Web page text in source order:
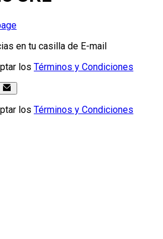
en tu casilla de E-mail
los Términos y Condiciones
los Términos y Condiciones